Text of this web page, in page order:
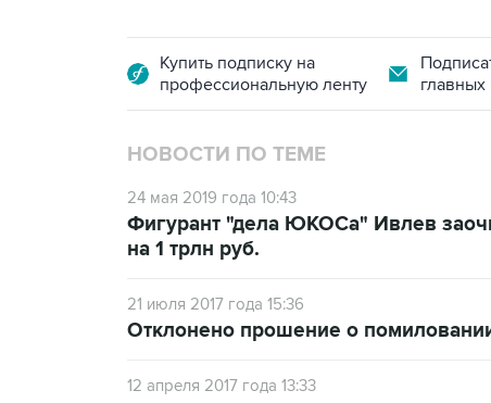
Купить подписку на
профессиональную ленту
главных
НОВОСТИ ПО ТЕМЕ
24 мая 2019 года 10:43
Фигурант "дела ЮКОСа" Ивлев
на 1 трлн руб.
21 июля 2017 года 15:36
Отклонено прошение о
12 апреля 2017 года 13:33